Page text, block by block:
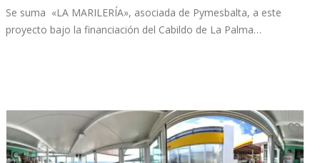
Se suma «LA MARILERÍA», asociada de Pymesbalta, a este
proyecto bajo la financiación del Cabildo de La Palma…